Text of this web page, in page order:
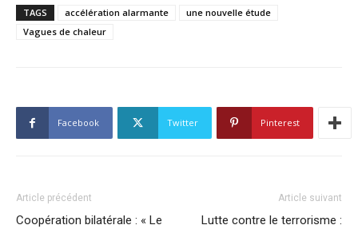
TAGS accélération alarmante
une nouvelle étude
Vagues de chaleur
Facebook Twitter Pinterest
Article précédent
Coopération bilatérale : « Le
Article suivant
Lutte contre le terrorisme :